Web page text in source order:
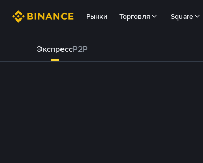
Рынки Торговля Square
ЭкспрессP2P